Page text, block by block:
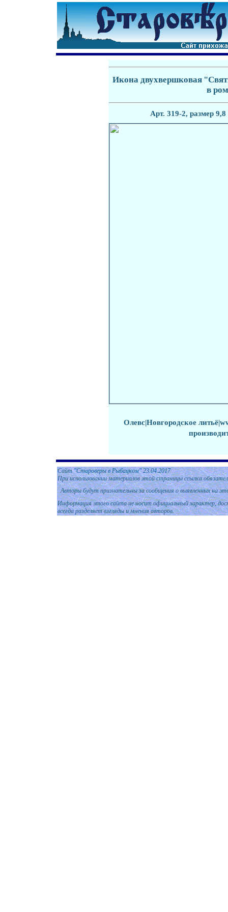
Икона двухвершковая
в
Арт. 319-2, размер
Олевс|Новгородское литьё
Сайт"Староверы в Рыбацком" 23.04.2017
При использовании материалов этой страницы ссылка
Авторы будут признательны за сообщения о выявленных на
Информация этого сайта не носит официальный характер,
всегда разделяет взгляды и мнения авторов.